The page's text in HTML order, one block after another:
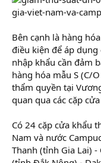
Bên cạnh là hàng
điều kiện để áp
nhập khẩu cần đảm
hàng hóa mẫu S (C/
thẩm quyền tại
quan qua các cặp
Có 24 cặp cửa khẩu
Nam và nước
Thanh (tỉnh Gia Lai) -